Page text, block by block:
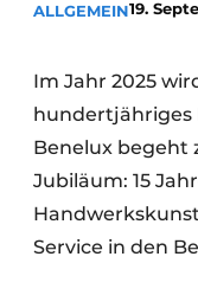
Datenschutz
Offene
Videos
Arbeitsblätter
ALLGEMEIN19.
Im Jahr 2025
hundertjähriges
Benelux begeht
Jubiläum: 15
Service in den